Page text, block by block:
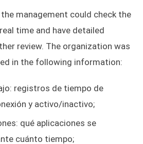
management could check the
time and have detailed
review. The organization was
in the following information:
registros de tiempo de
y activo/inactivo;
qué aplicaciones se
cuánto tiempo;